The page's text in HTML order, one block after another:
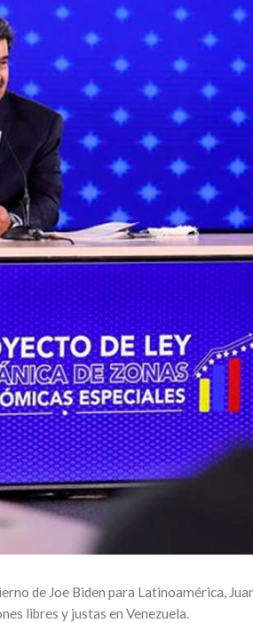
de Joe Biden para Latinoamérica, Juan
libres y justas en Venezuela.